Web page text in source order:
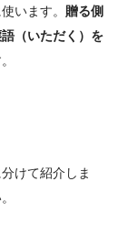
います。 贈る側
（いただく）を
けて紹介しま